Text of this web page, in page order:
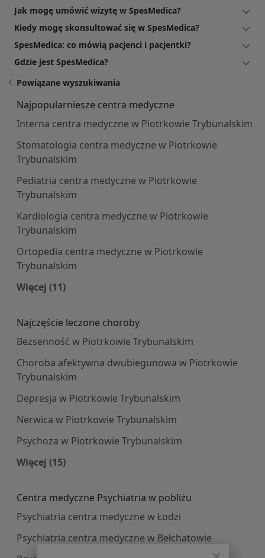
Jak mogę umówić wizytę w SpesMedica?
Kiedy mogę skonsultować się w SpesMedica?
SpesMedica: co mówią pacjenci i pacjentki?
Gdzie jest SpesMedica?
Powiązane wyszukiwania
Najpopularniesze centra medyczne
Interna centra medyczne w Piotrkowie Trybunalskim
Stomatologia centra medyczne w Piotrkowie
Trybunalskim
Pediatria centra medyczne w Piotrkowie
Trybunalskim
Kardiologia centra medyczne w Piotrkowie
Trybunalskim
Ortopedia centra medyczne w Piotrkowie
Trybunalskim
Więcej (11)
Najczęście leczone choroby
Bezsenność w Piotrkowie Trybunalskim
Choroba afektywna dwubiegunowa w Piotrkowie
Trybunalskim
Depresja w Piotrkowie Trybunalskim
Nerwica w Piotrkowie Trybunalskim
Psychoza w Piotrkowie Trybunalskim
Więcej (15)
Centra medyczne Psychiatria w pobliżu
Psychiatria centra medyczne w Łodzi
Psychiatria centra medyczne w Bełchatowie